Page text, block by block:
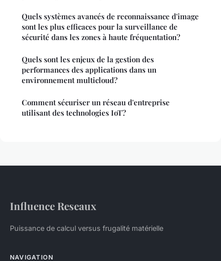
Quels systèmes avancés de reconnaissance d'image
sont les plus efficaces pour la surveillance de
sécurité dans les zones à haute fréquentation?
Quels sont les enjeux de la gestion des
performances des applications dans un
environnement multicloud?
Comment sécuriser un réseau d'entreprise
utilisant des technologies IoT?
Influence Reseaux
Puissance de calcul versus frugalité matérielle
NAVIGATION